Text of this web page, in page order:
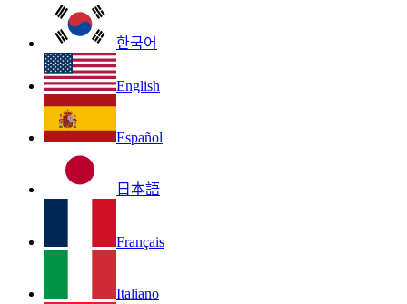
한국어
English
Español
日本語
Français
Italiano